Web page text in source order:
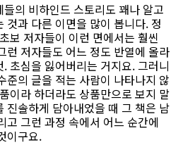
의 비하인드 스토리도 꽤나 알고
것과 다른 이면을 많이 봅니다. 정
보 저자들이 이런 면에서는 훨씬
런 저자들도 어느 정도 반열에 올라
초심을 잃어버리는 거지요. 그러니
준의 글을 적는 사람이 나타나지 않
이라 하더라도 상품만으로 보지 말
진솔하게 담아내었을 때 그 책은 남
고 그런 과정 속에서 어느 순간에
이구요.